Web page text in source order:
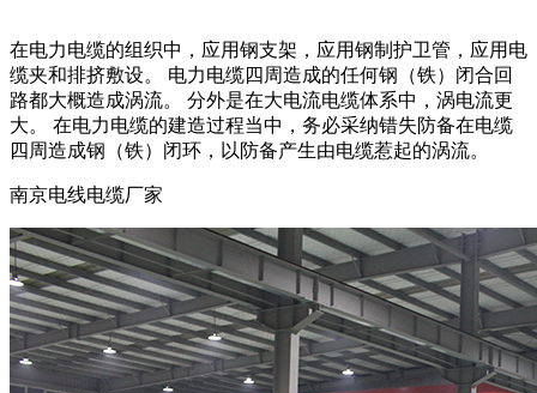
在电力电缆的组织中，应用钢支架，应用钢制护卫管，应用电
缆夹和排挤敷设。 电力电缆四周造成的任何钢（铁）闭合回
路都大概造成涡流。 分外是在大电流电缆体系中，涡电流更
大。 在电力电缆的建造过程当中，务必采纳错失防备在电缆
四周造成钢（铁）闭环，以防备产生由电缆惹起的涡流。
南京电线电缆厂家